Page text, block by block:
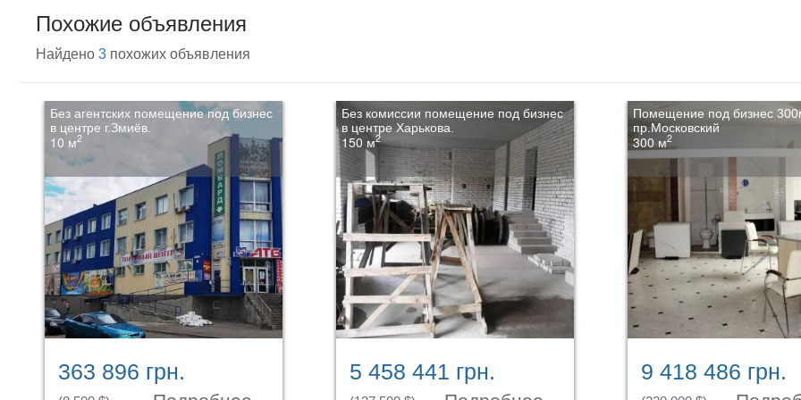
Похожие объявления
Найдено 3 похожих объявления
Без агентских помещение под бизнес
в центре г.Змиёв.
10 м2
363 896 грн.
Без комиссии помещение под бизнес
в центре Харькова.
150 м2
5 458 441 грн.
Помещение под бизнес
пр.Московский
300 м2
9 418 486 грн.